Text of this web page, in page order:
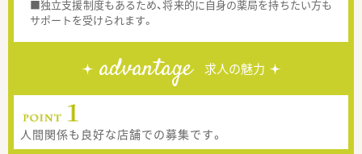
■独立支援制度もあるため、将来的に自身の薬局を持ちたい方も
サポートを受けられます。
advantage 求人の魅力
人間関係も良好な店舗での募集です。